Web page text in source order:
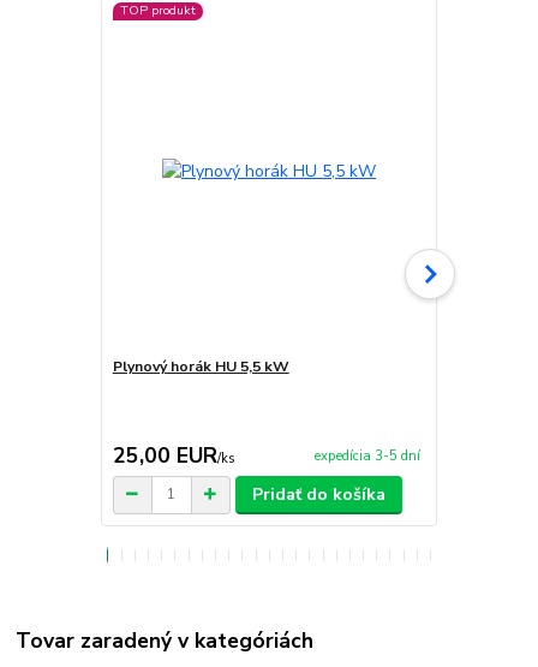
TOP produkt
Plynový horák HU 5,5 kW
25,00 EUR/ks expedícia 3-5 dní
Pridať do košíka
Tovar zaradený v kategóriách